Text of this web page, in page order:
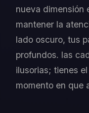
nueva dimensión
mantener la
lado oscuro, tus
profundos. las
ilusorias; tienes
momento en que